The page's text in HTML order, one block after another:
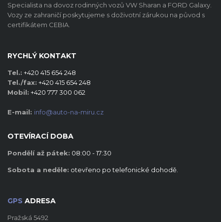
Specialista na dovoz rodinných vozů VW Sharan a FORD Galaxy.
Vozy ze zahraničí poskytujeme s doživotní zárukou na původ s
certifikátem CEBIA.
RYCHLÝ KONTAKT
Tel.: +420 415 654 248
Tel./fax: +420 415 654 248
Mobil: +420 777 300 062
E-mail: info@auto-na-miru.cz
OTEVÍRACÍ DOBA
Pondělí až pátek: 08:00 - 17:30
Sobota a neděle: otevřeno po telefonické dohodě.
GPS ADRESA
Pražská 5492